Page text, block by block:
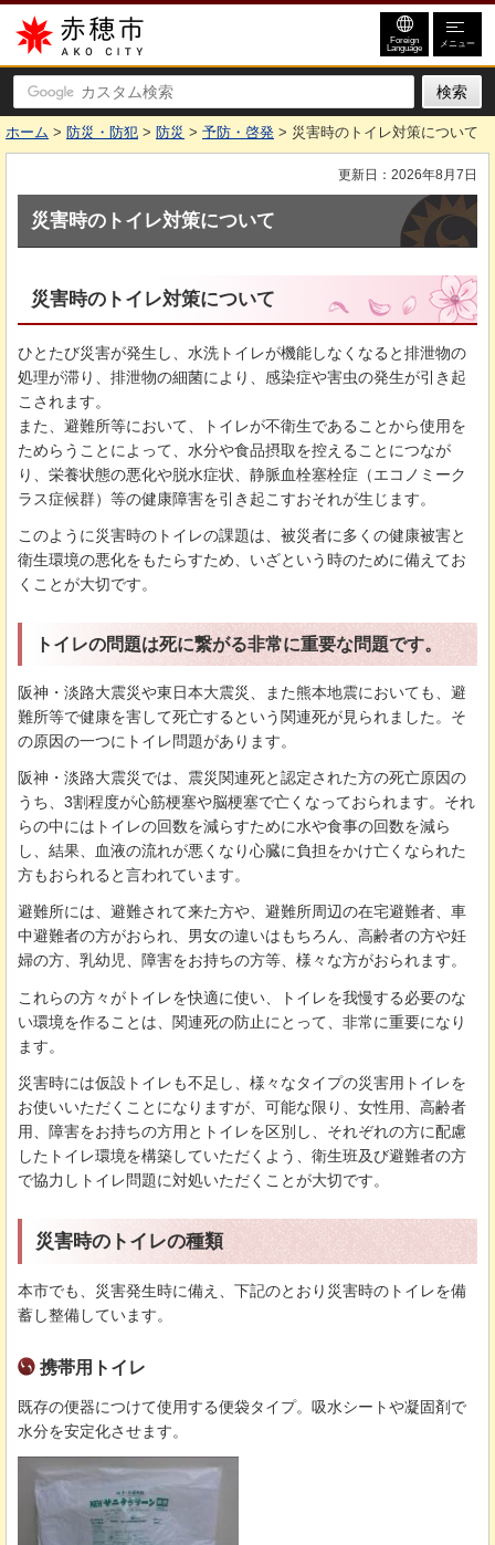
赤穂市
Foreign
Language メニュー
ホーム > 防災・防犯 > 防災 > 予防・啓発 > 災害時のトイレ対策について
更新日：2026年8月7日
災害時のトイレ対策について
災害時のトイレ対策について
ひとたび災害が発生し、水洗トイレが機能しなくなると排泄物の
処理が滞り、排泄物の細菌により、感染症や害虫の発生が引き起
こされます。
また、避難所等において、トイレが不衛生であることから使用を
ためらうことによって、水分や食品摂取を控えることにつなが
り、栄養状態の悪化や脱水症状、静脈血栓塞栓症（エコノミーク
ラス症候群）等の健康障害を引き起こすおそれが生じます。
このように災害時のトイレの課題は、被災者に多くの健康被害と
衛生環境の悪化をもたらすため、いざという時のために備えてお
くことが大切です。
トイレの問題は死に繋がる非常に重要な問題です。
阪神・淡路大震災や東日本大震災、また熊本地震においても、避
難所等で健康を害して死亡するという関連死が見られました。そ
の原因の一つにトイレ問題があります。
阪神・淡路大震災では、震災関連死と認定された方の死亡原因の
うち、3割程度が心筋梗塞や脳梗塞で亡くなっておられます。それ
らの中にはトイレの回数を減らすために水や食事の回数を減ら
し、結果、血液の流れが悪くなり心臓に負担をかけ亡くなられた
方もおられると言われています。
避難所には、避難されて来た方や、避難所周辺の在宅避難者、車
中避難者の方がおられ、男女の違いはもちろん、高齢者の方や妊
婦の方、乳幼児、障害をお持ちの方等、様々な方がおられます。
これらの方々がトイレを快適に使い、トイレを我慢する必要のな
い環境を作ることは、関連死の防止にとって、非常に重要になり
ます。
災害時には仮設トイレも不足し、様々なタイプの災害用トイレを
お使いいただくことになりますが、可能な限り、女性用、高齢者
用、障害をお持ちの方用とトイレを区別し、それぞれの方に配慮
したトイレ環境を構築していただくよう、衛生班及び避難者の方
で協力しトイレ問題に対処いただくことが大切です。
災害時のトイレの種類
本市でも、災害発生時に備え、下記のとおり災害時のトイレを備
蓄し整備しています。
携帯用トイレ
既存の便器につけて使用する便袋タイプ。吸水シートや凝固剤で
水分を安定化させます。